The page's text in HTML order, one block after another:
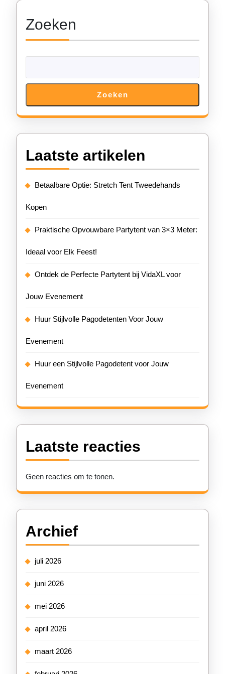
Zoeken
Zoeken
Laatste artikelen
Betaalbare Optie: Stretch Tent Tweedehands
Kopen
Praktische Opvouwbare Partytent van 3×3 Meter:
Ideaal voor Elk Feest!
Ontdek de Perfecte Partytent bij VidaXL voor
Jouw Evenement
Huur Stijlvolle Pagodetenten Voor Jouw
Evenement
Huur een Stijlvolle Pagodetent voor Jouw
Evenement
Laatste reacties
Geen reacties om te tonen.
Archief
juli 2026
juni 2026
mei 2026
april 2026
maart 2026